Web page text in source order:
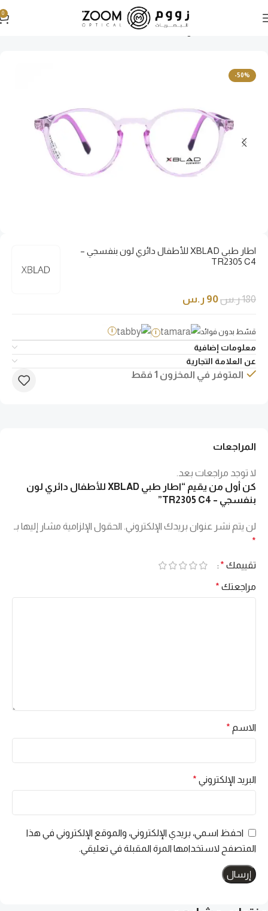
0
-50%
اطار طبي XBLAD للأطفال دائري لون بنفسجي –
TR2305 C4
180ر.س90 ر.س
قسّط بدون فوائد i
i
معلومات إضافية
عن العلامة التجارية
المتوفر في المخزون 1 فقط
المراجعات
لا توجد مراجعات بعد.
كن أول من يقيم “اطار طبي XBLAD للأطفال دائري لون
بنفسجي – TR2305 C4”
لن يتم نشر عنوان بريدك الإلكتروني. الحقول الإلزامية مشار إليها بـ
*
تقييمك *
مراجعتك *
الاسم *
البريد الإلكتروني *
احفظ اسمي، بريدي الإلكتروني، والموقع الإلكتروني في هذا
المتصفح لاستخدامها المرة المقبلة في تعليقي.